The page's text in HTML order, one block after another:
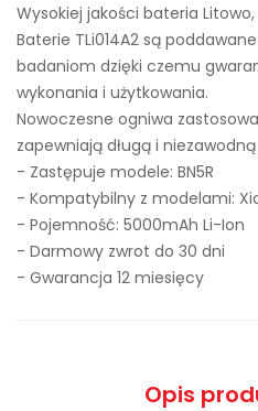
Wysokiej jakości bateria
Baterie TLi014A2 są
badaniom dzięki czemu
wykonania i użytkowania.
Nowoczesne ogniwa
zapewniają długą i
- Zastępuje modele: BN5R
- Kompatybilny z modelami:
- Pojemność: 5000mAh Li-Ion
- Darmowy zwrot do 30 dni
- Gwarancja 12 miesięcy
Opis